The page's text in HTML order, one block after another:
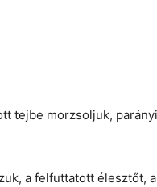
tejbe morzsoljuk,
a felfuttatott élesztőt,